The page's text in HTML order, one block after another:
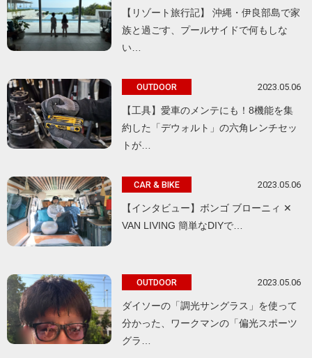
【リゾート旅行記】 沖縄・伊良部島で家
族と過ごす、プールサイドで何もしな
い…
OUTDOOR 2023.05.06
【工具】愛車のメンテにも！8機能を集
約した「デウォルト」の六角レンチセッ
トが…
CAR & BIKE 2023.05.06
【インタビュー】ボンゴ ブローニィ ✕
VAN LIVING 簡単なDIYで…
OUTDOOR 2023.05.06
ダイソーの「調光サングラス」を使って
分かった、ワークマンの「偏光スポーツ
グラ…